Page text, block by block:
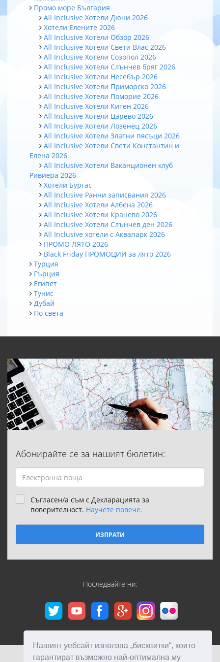
Нашият уебсайт използва „бисквитки“, които
гарантират възможно най-оптимална му
Промо море България
All Inclusive Хотели Дюни 2026
Хотели Елените 2026
All Inclusive Хотели Обзор 2026
All Inclusive Хотели Свети Влас 2026
All Inclusive Хотели Созопол 2026
All Inclusive Хотели Слънчев бряг 2026
All Inclusive Хотели Несебър 2026
All Inclusive Хотели Приморско 2026
All Inclusive Хотели Поморие 2026
All Inclusive Хотели Китен 2026
All Inclusive Хотели Царево 2026
All Inclusive Хотели Лозенец 2026
All Inclusive Хотели Златни пясъци 2026
All Inclusive Хотели Свети Константин и
Елена 2026
All Inclusive Хотели Ваканционен клуб
Ривиера 2026
Хотели Бургас
All Inclusive Ранни записвания 2026
All Inclusive Хотели Албена 2026
All Inclusive Хотели Кранево 2026
All Inclusive Хотели Слънчев ден 2026
All Inclusive хотели с Аквапарк 2026
ПРОМО ЛЯТО 2026
Black Friday ПРОМОЦИИ за лято 2026
Турция
Гърция
Египет
Тунис
Дубай
По света
Абонирайте се за нашият бюлетин:
Съгласен/а съм с Декларацията за
поверителност. Научете повече.
ИЗПРАТИ
Последвайте ни: